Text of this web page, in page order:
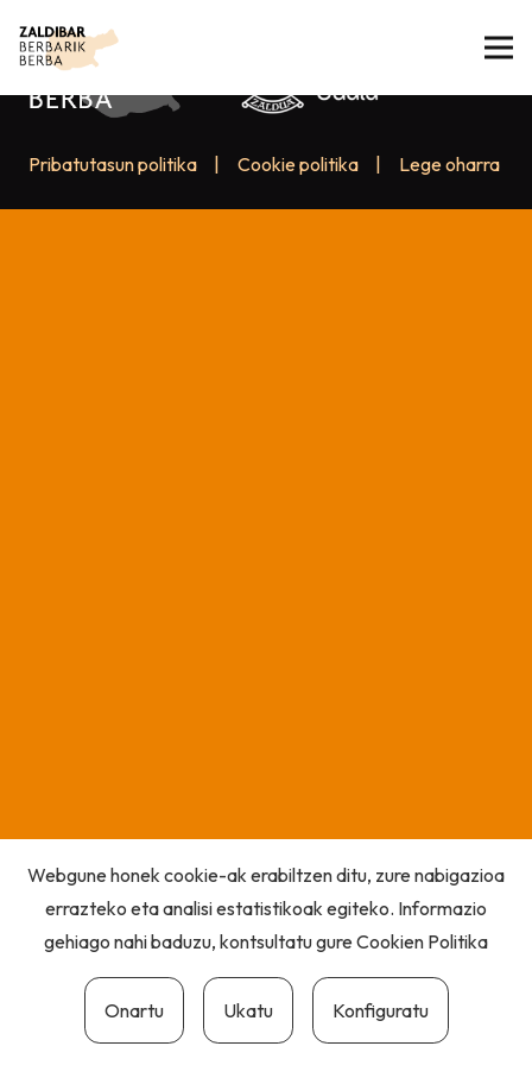
Pribatutasun politika Cookie politika Lege oharra
Webgune honek cookie-ak erabiltzen ditu, zure nabigazioa
errazteko eta analisi estatistikoak egiteko. Informazio
gehiago nahi baduzu, kontsultatu gureCookien Politika
Onartu Ukatu Konfiguratu